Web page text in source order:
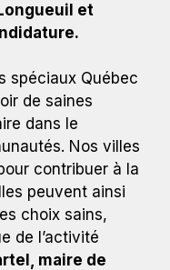
et
spéciaux Québec
de saines
dans le
Nos villes
contribuer à la
peuvent ainsi
choix sains,
de l’activité
maire de